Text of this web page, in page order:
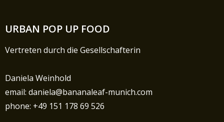
URBAN POP UP FOOD
Vertreten durch die Gesellschafterin
Daniela Weinhold
email: daniela@bananaleaf-munich.com
phone: +49 151 178 69 526